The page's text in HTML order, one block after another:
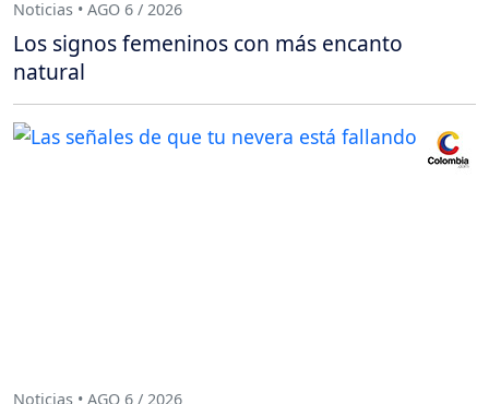
Noticias • AGO 6 / 2026
Los signos femeninos con más encanto
natural
Noticias • AGO 6 / 2026